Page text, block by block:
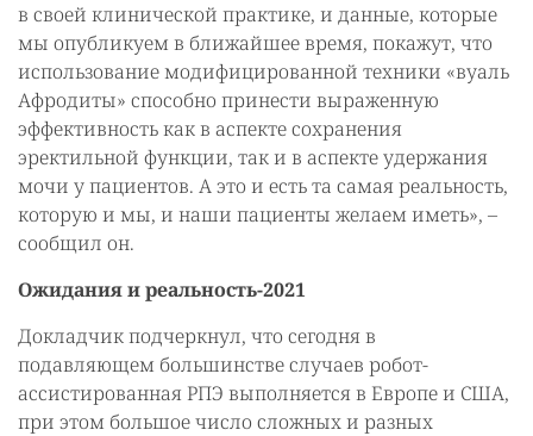
в своей клинической практике, и данные, которые
мы опубликуем в ближайшее время, покажут, что
использование модифицированной техники «вуаль
Афродиты» способно принести выраженную
эффективность как в аспекте сохранения
эректильной функции, так и в аспекте удержания
мочи у пациентов. А это и есть та самая реальность,
которую и мы, и наши пациенты желаем иметь», –
сообщил он.
Ожидания и реальность-2021
Докладчик подчеркнул, что сегодня в
подавляющем большинстве случаев робот-
ассистированная РПЭ выполняется в Европе и США,
при этом большое число сложных и разных